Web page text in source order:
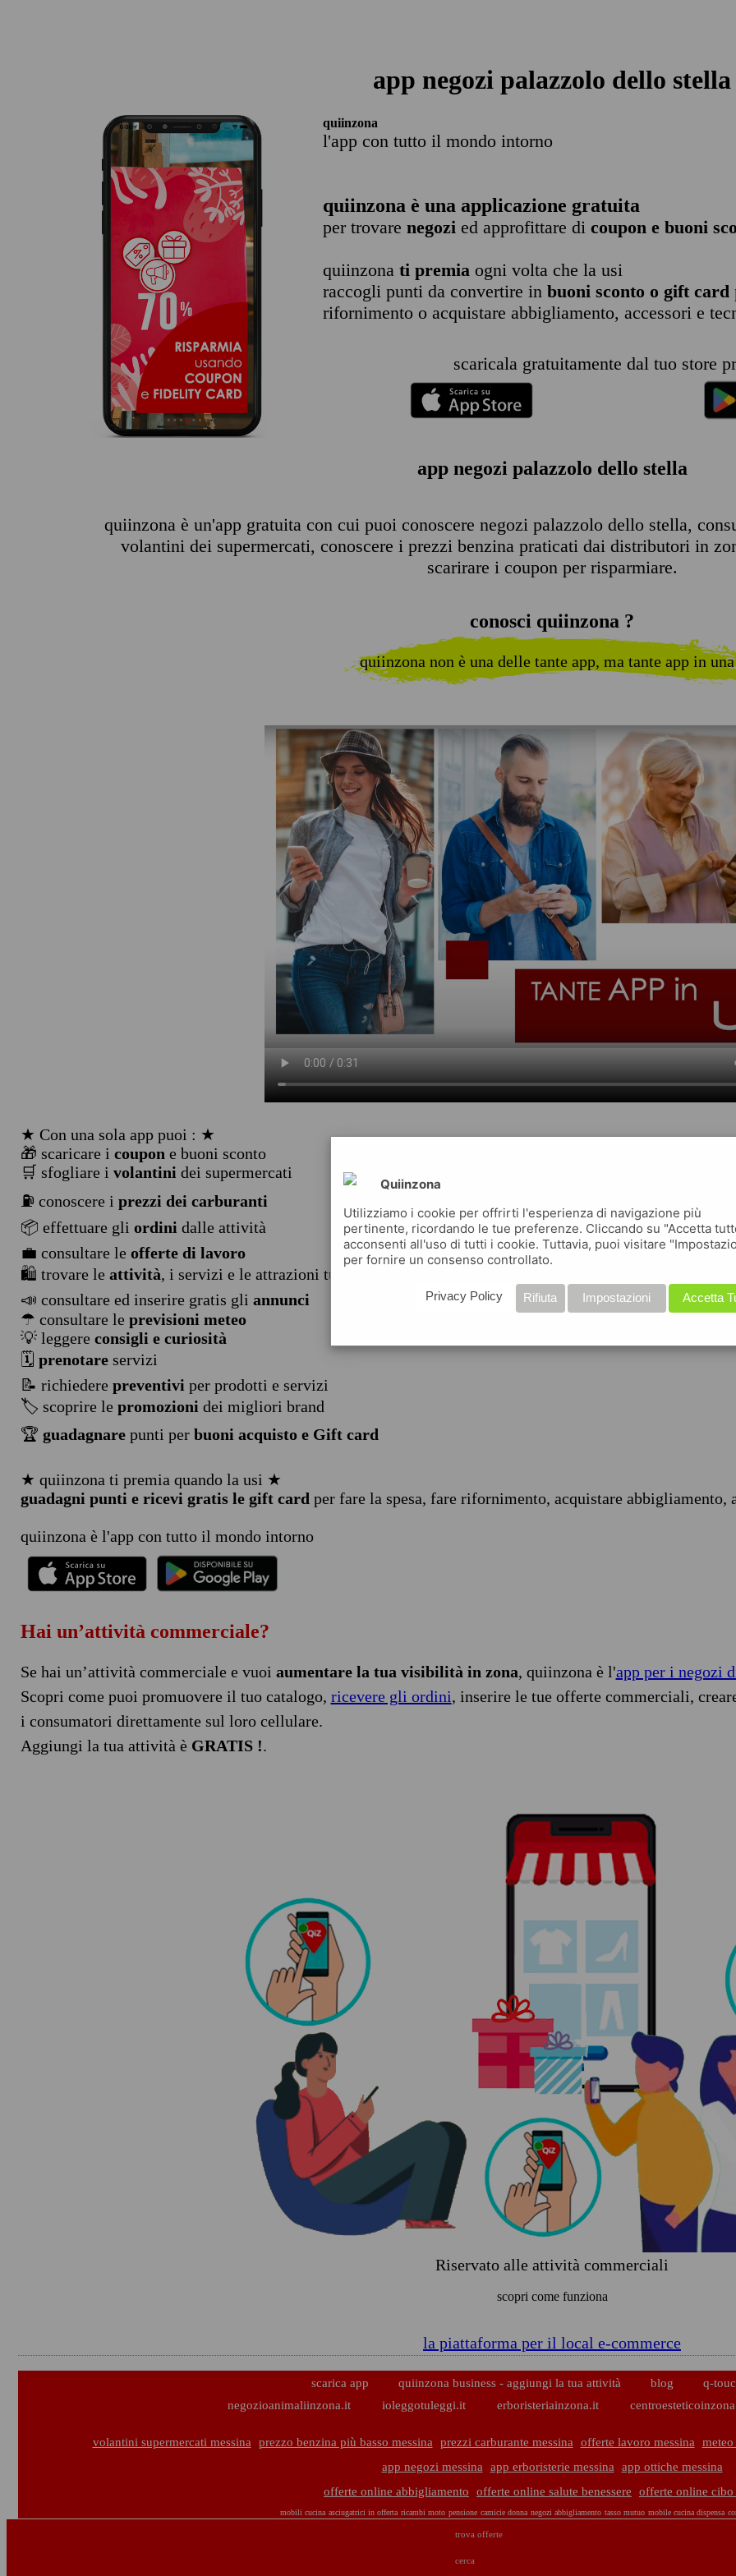
app negozi palazzolo dello stella
quiinzona
l'app con tutto il mondo intorno
quiinzona è una applicazione gratuita
per trovare negozi ed approfittare di coupon e buoni
quiinzona ti premia ogni volta che la usi
raccogli punti da convertire in buoni sconto o gift card
rifornimento o acquistare abbigliamento, accessori e
scaricala gratuitamente dal tuo store
app negozi palazzolo dello stella
quiinzona è un'app gratuita con cui puoi conoscere negozi palazzolo dello stella,
volantini dei supermercati, conoscere i prezzi benzina praticati dai distributori in
scarirare i coupon per risparmiare.
conosci quiinzona ?
quiinzona non è una delle tante app, ma tante app in
★ Con una sola app puoi : ★
🎁 scaricare i coupon e buoni sconto
🛒 sfogliare i volantini dei supermercati
⛽ conoscere i prezzi dei carburanti
📦 effettuare gli ordini dalle attività
💼 consultare le offerte di lavoro
🛍️ trovare le attività, i servizi e le attrazioni turistiche
📣 consultare ed inserire gratis gli annunci
☂ consultare le previsioni meteo
💡 leggere consigli e curiosità
🗓️ prenotareservizi
📝 richiedere preventivi per prodotti e servizi
🏷️ scoprire le promozioni dei migliori brand
🏆 guadagnarepunti per buoni acquisto e Gift card
★ quiinzona ti premia quando la usi ★
guadagni punti e ricevi gratis le gift card per fare la spesa, fare rifornimento, acquistare abbigliamento,
quiinzona è l'app con tutto il mondo intorno
Hai un’attività commerciale?
Se hai un’attività commerciale e vuoi aumentare la tua visibilità in zona, quiinzona è l'app per i negozi
Scopri come puoi promuovere il tuo catalogo, ricevere gli ordini, inserire le tue offerte commerciali,
i consumatori direttamente sul loro cellulare.
Aggiungi la tua attività è GRATIS !.
Riservato alle attività commerciali
scopri come funziona
la piattaforma per il local e-commerce
scarica app quiinzona business - aggiungi la tua attività blog
q-
negozioanimaliinzona.it
ioleggotuleggi.it erboristeriainzona.it
volantini supermercati messina prezzo benzina più basso messina prezzi carburante messina offerte lavoro messina meteo
app negozi messina
app erboristerie messina
app ottiche messina
offerte online abbigliamento
offerte online salute benessere offerte online cibo
mobili cucina asciugatrici in offerta ricambi moto pensione camicie donna negozi abbigliamento tasso mutuo mobile cucina dispensa
trova offerte
cerca
Quiinzona
Utilizziamo i cookie per offrirti l'esperienza di navigazione più
pertinente, ricordando le tue preferenze. Cliccando su "Accetta
acconsenti all'uso di tutti i cookie. Tuttavia, puoi visitare
per fornire un consenso controllato.
Accetta
Impostazioni
Rifiuta
Privacy Policy